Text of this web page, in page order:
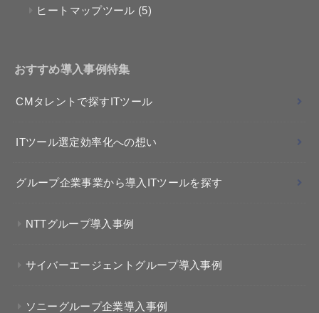
ヒートマップツール (5)
おすすめ導入事例特集
CMタレントで探すITツール
ITツール選定効率化への想い
グループ企業事業から導入ITツールを探す
NTTグループ導入事例
サイバーエージェントグループ導入事例
ソニーグループ企業導入事例